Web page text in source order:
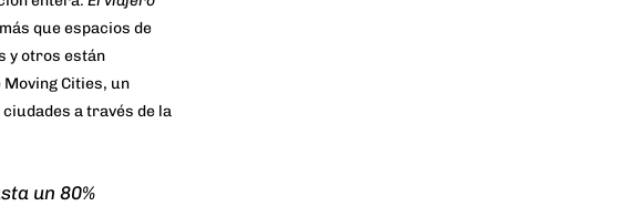
que espacios de
y otros están
Moving Cities, un
a través de la
un 80%